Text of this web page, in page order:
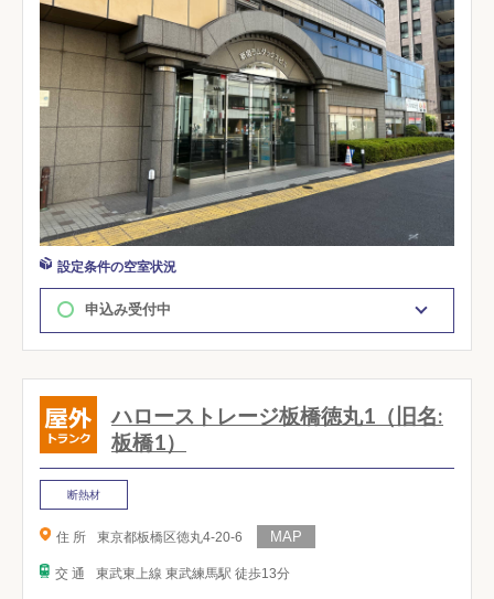
設定条件の空室状況
申込み受付中
ハローストレージ板橋徳丸1（旧名:
板橋1）
断熱材
住 所 東京都板橋区徳丸4-20-6
交 通 東武東上線 東武練馬駅 徒歩13分